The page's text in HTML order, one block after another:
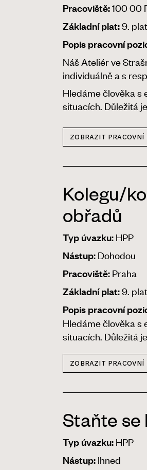
Pracoviště:100 00
Základní plat:9.
Popis pracovní
Náš Ateliér ve
individuálně a s
Hledáme člověka s
situacích. Důležitá
ZOBRAZIT PRACOVNÍ
Kolegu/
obřadů
Typ úvazku: HPP
Nástup: Dohodou
Pracoviště: Praha
Základní plat:9.
Popis pracovní
Hledáme člověka s
situacích. Důležitá
ZOBRAZIT PRACOVNÍ
Staňte se
Typ úvazku: HPP
Nástup: Ihned